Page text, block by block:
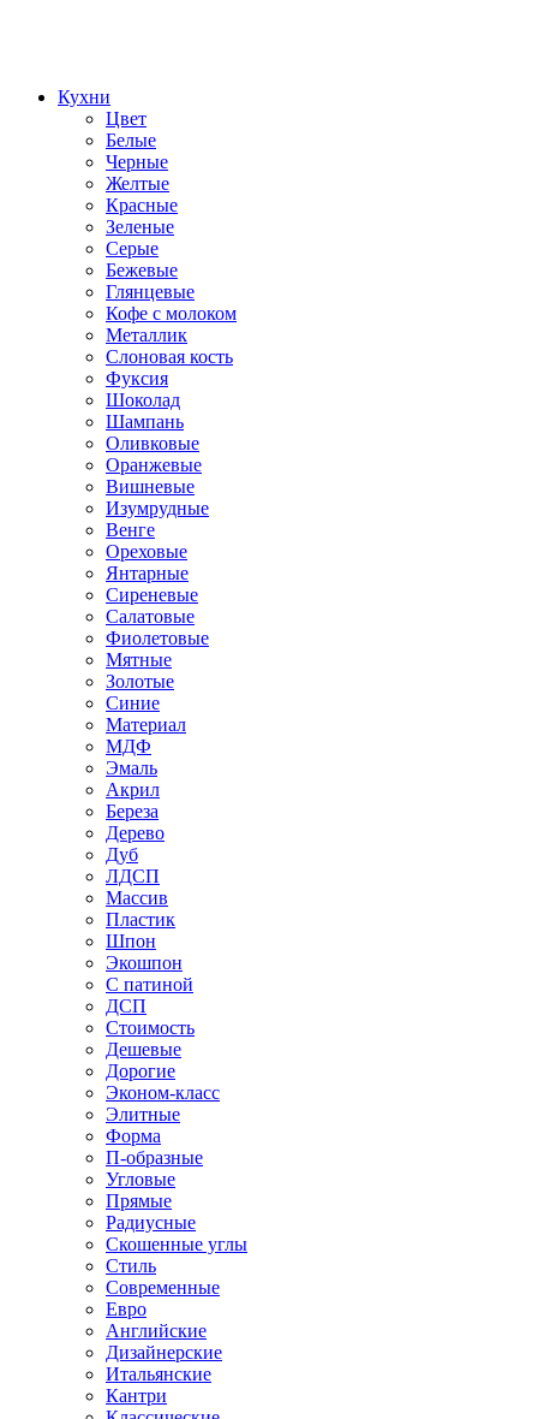
Кухни
Цвет
Белые
Черные
Желтые
Красные
Зеленые
Серые
Бежевые
Глянцевые
Кофе с молоком
Металлик
Слоновая кость
Фуксия
Шоколад
Шампань
Оливковые
Оранжевые
Вишневые
Изумрудные
Венге
Ореховые
Янтарные
Сиреневые
Салатовые
Фиолетовые
Мятные
Золотые
Синие
Материал
МДФ
Эмаль
Акрил
Береза
Дерево
Дуб
ЛДСП
Массив
Пластик
Шпон
Экошпон
С патиной
ДСП
Стоимость
Дешевые
Дорогие
Эконом-класс
Элитные
Форма
П-образные
Угловые
Прямые
Радиусные
Скошенные углы
Стиль
Современные
Евро
Английские
Дизайнерские
Итальянские
Кантри